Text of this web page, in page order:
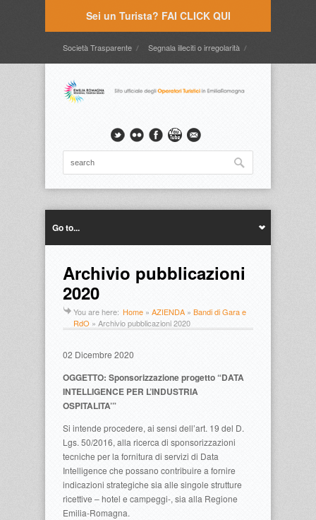
Sei un Turista? FAI CLICK QUI
Società Trasparente Segnala illeciti o irregolarità
Timbrature
Go to...
Archivio pubblicazioni
2020
You are here: Home » AZIENDA » Bandi di Gara e
RdO » Archivio pubblicazioni 2020
02 Dicembre 2020
OGGETTO: Sponsorizzazione progetto “DATA
INTELLIGENCE PER L’INDUSTRIA
OSPITALITA’”
Si intende procedere, ai sensi dell’art. 19 del D.
Lgs. 50/2016, alla ricerca di sponsorizzazioni
tecniche per la fornitura di servizi di Data
Intelligence che possano contribuire a fornire
indicazioni strategiche sia alle singole strutture
ricettive – hotel e campeggi-, sia alla Regione
Emilia-Romagna.